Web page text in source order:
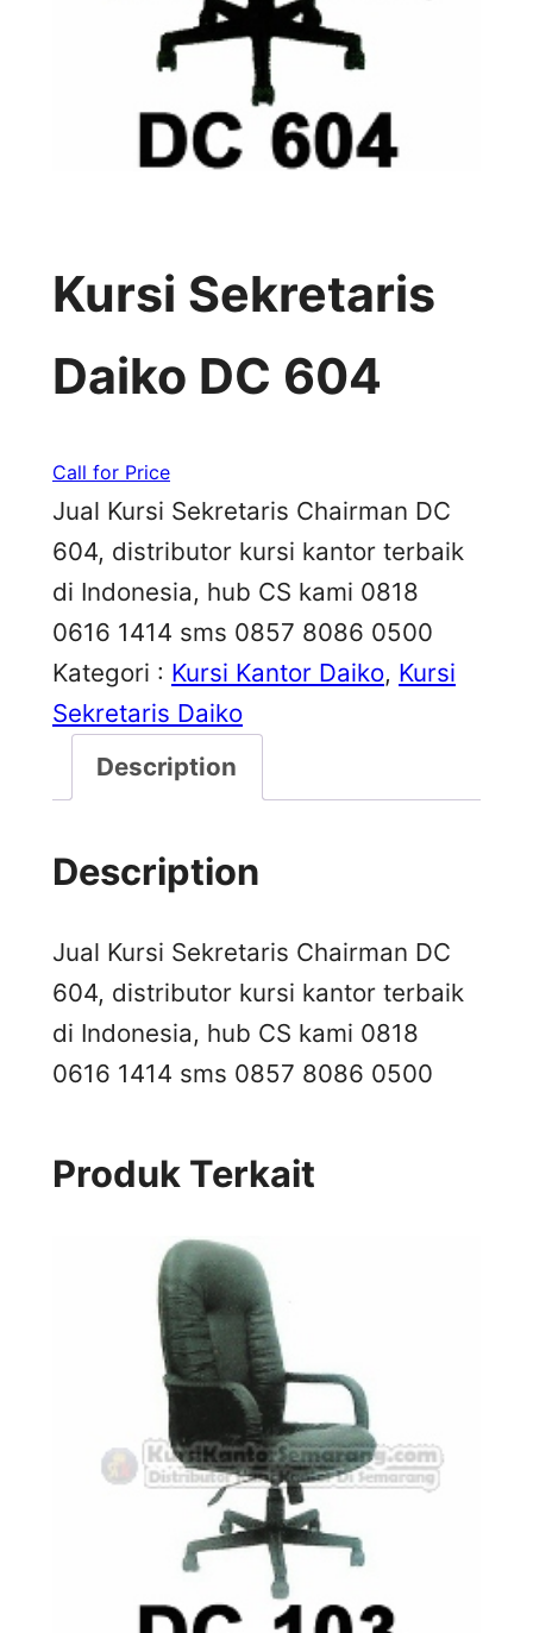
Kursi Sekretaris
Daiko DC 604
Call for Price
Jual Kursi Sekretaris Chairman DC
604, distributor kursi kantor terbaik
di Indonesia, hub CS kami 0818
0616 1414 sms 0857 8086 0500
Kategori : Kursi Kantor Daiko, Kursi
Sekretaris Daiko
Description
Description
Jual Kursi Sekretaris Chairman DC
604, distributor kursi kantor terbaik
di Indonesia, hub CS kami 0818
0616 1414 sms 0857 8086 0500
Produk Terkait